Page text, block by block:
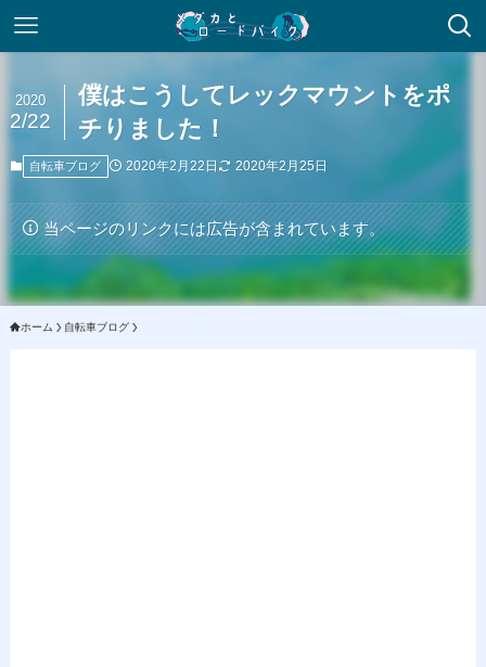
僕はこうしてレックマウントをポ
チりました！
2020
2/22
自転車ブログ 2020年2月22日 2020年2月25日
当ページのリンクには広告が含まれています。
ホーム 自転車ブログ